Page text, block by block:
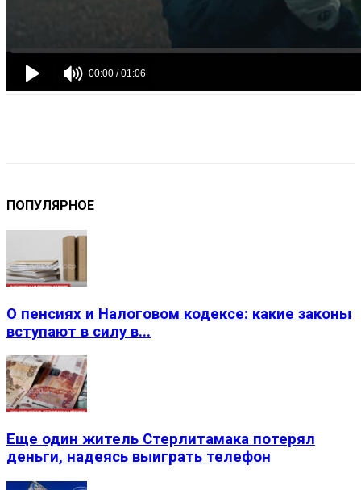
ПОПУЛЯРНОЕ
О пенсиях и Налоговом кодексе: какие законы
вступают в силу в...
Еще один житель Стерлитамака потерял
деньги, надеясь выиграть телефон